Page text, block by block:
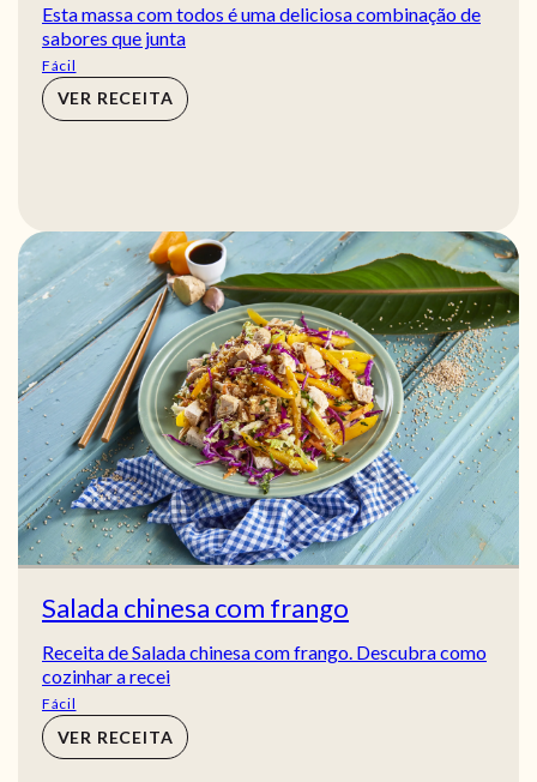
Esta massa com todos é uma deliciosa combinação de
sabores que junta
Fácil
VER RECEITA
Salada chinesa com frango
Receita de Salada chinesa com frango. Descubra como
cozinhar a recei
Fácil
VER RECEITA